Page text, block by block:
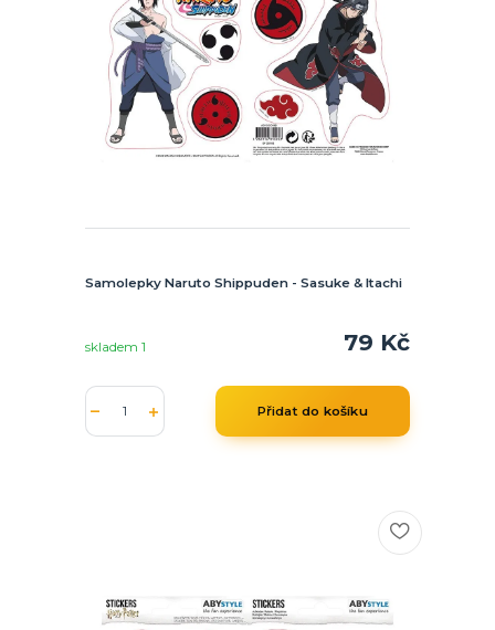
Samolepky Naruto Shippuden - Sasuke & Itachi
79 Kč
skladem 1
Přidat do košíku